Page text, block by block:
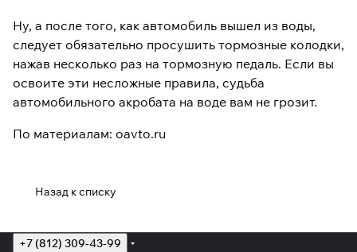
Ну, а после того, как автомобиль вышел из воды,
следует обязательно просушить тормозные колодки,
нажав несколько раз на тормозную педаль. Если вы
освоите эти несложные правила, судьба
автомобильного акробата на воде вам не грозит.
По материалам: oavto.ru
Назад к списку
+7 (812) 309-43-99